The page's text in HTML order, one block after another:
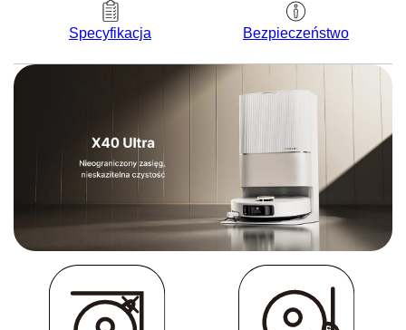
Specyfikacja Bezpieczeństwo